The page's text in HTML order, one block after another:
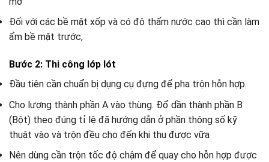
Đối với các bề mặt xốp và có độ thấm nước cao thì cần làm
ẩm bề mặt trước,
Bước 2: Thi công lớp lót
Đầu tiên cần chuẩn bị dụng cụ đựng để pha trộn hỗn hợp.
Cho lượng thành phần A vào thùng. Đổ dần thành phần B
(Bột) theo đúng tỉ lệ đã hướng dẫn ở phần thông số kỹ
thuật vào và trộn đều cho đến khi thu được vữa
Nên dùng cần trộn tốc độ chậm để quay cho hỗn hợp được